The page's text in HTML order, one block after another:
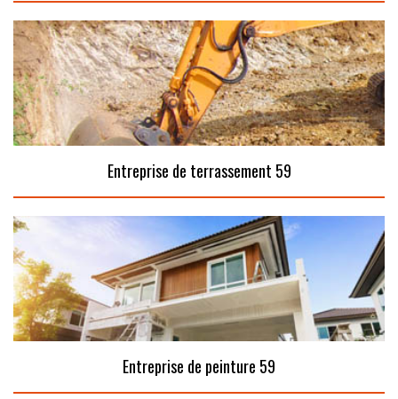
Entreprise de terrassement 59
Entreprise de peinture 59